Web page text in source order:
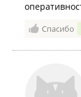
Спасибо